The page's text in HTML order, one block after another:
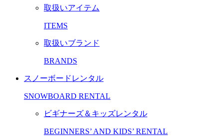
取扱いアイテム
ITEMS
取扱いブランド
BRANDS
スノーボードレンタル
SNOWBOARD RENTAL
ビギナーズ＆キッズレンタル
BEGINNERS’ AND KIDS’ RENTAL